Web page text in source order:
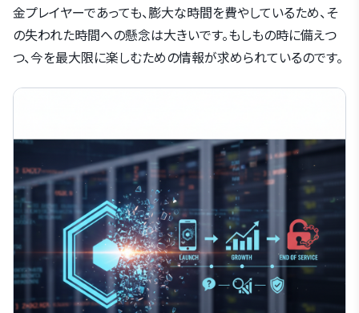
金プレイヤーであっても、膨大な時間を費やしているため、そ
の失われた時間への懸念は大きいです。もしもの時に備えつ
つ、今を最大限に楽しむための情報が求められているのです。